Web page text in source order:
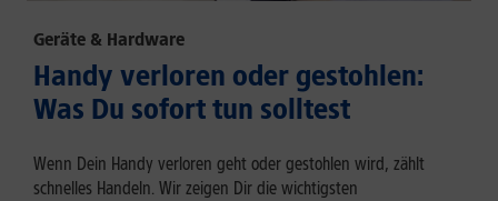
Geräte & Hardware
Handy verloren oder gestohlen:
Was Du sofort tun solltest
Wenn Dein Handy verloren geht oder gestohlen wird, zählt
schnelles Handeln. Wir zeigen Dir die wichtigsten